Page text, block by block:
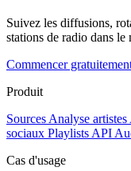
Suivez les diffusions,
stations de radio dans le
Commencer
Produit
Sources Analyse artistes
sociaux Playlists API
Cas d'usage